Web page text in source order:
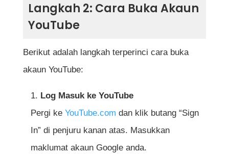
Langkah 2: Cara Buka Akaun
YouTube
Berikut adalah langkah terperinci cara buka
akaun YouTube:
Log Masuk ke YouTube
Pergi ke YouTube.com dan klik butang “Sign
In” di penjuru kanan atas. Masukkan
maklumat akaun Google anda.